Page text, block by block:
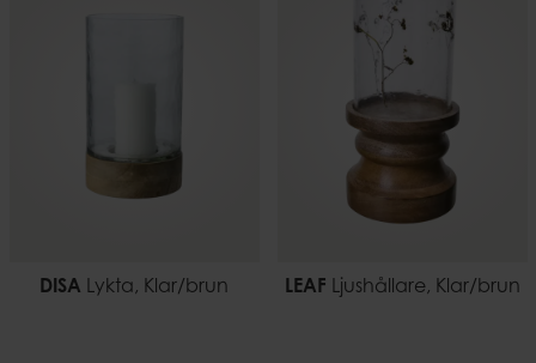
DISA Lykta, Klar/brun LEAF Ljushållare, Klar/brun